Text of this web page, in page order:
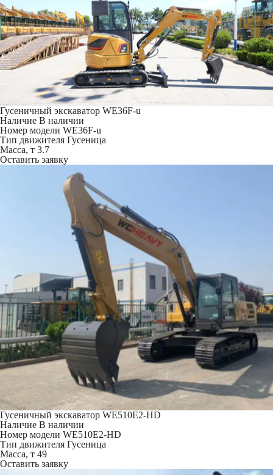
Гусеничный экскаватор WE36F-u
Наличие В наличии
Номер модели WE36F-u
Тип движителя Гусеница
Масса, т 3.7
Оставить заявку
Гусеничный экскаватор WE510E2-HD
Наличие В наличии
Номер модели WE510E2-HD
Тип движителя Гусеница
Масса, т 49
Оставить заявку